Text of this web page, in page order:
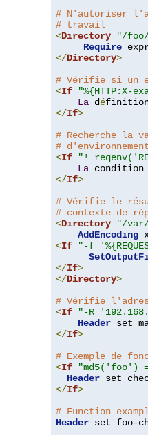
# N'autoriser
# travail
<Directory "/
Require
</Directory>
# Vérifie si un
<If
La dé
</If>
# Recherche la
#
<If "!
La
</If>
# Vérifie le
# contexte de
<Directory "/var/
AddEncoding
<If
"-f
</If>
</Directory>
# Vérifie
<If "-R
Header
</If>
# Exemple de
<If
"md5('foo')
Header
</If>
# Function
Header set foo-